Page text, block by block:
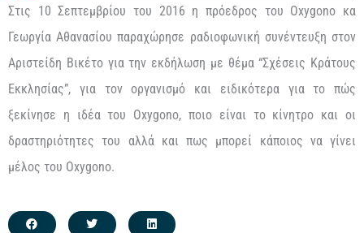
Στις 10 Σεπτεμβρίου του 2016 η πρόεδρος του Oxygono κα
Γεωργία Αθανασίου παραχώρησε ραδιοφωνική συνέντευξη στον
Αριστείδη Βικέτο για την εκδήλωση με θέμα “Σχέσεις Κράτους
Εκκλησίας”, για τον οργανισμό και ειδικότερα για το πώς
ξεκίνησε η ιδέα του Oxygono, ποιο είναι το κίνητρο και οι
δραστηριότητες του αλλά και πως μπορεί κάποιος να γίνει
μέλος του Oxygono.